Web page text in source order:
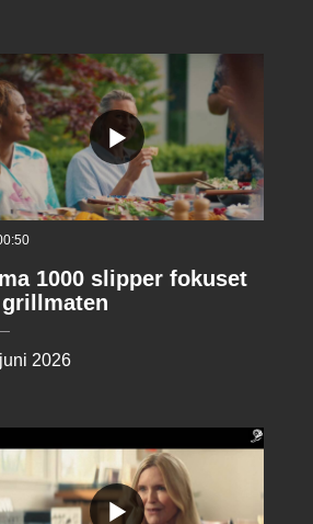
1000 slipper fokuset
2026